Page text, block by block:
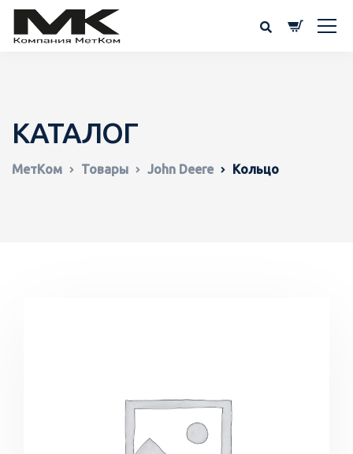
КАТАЛОГ
МетКом Товары John Deere Кольцо